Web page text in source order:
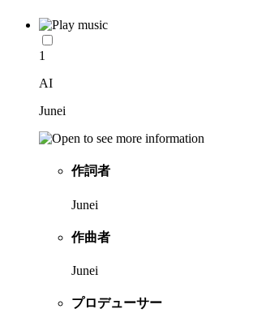
1
AI
Junei
作詞者
Junei
作曲者
Junei
プロデューサー